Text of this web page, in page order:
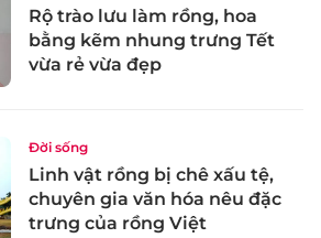
Rộ trào lưu làm rồng, hoa
bằng kẽm nhung trưng Tết
vừa rẻ vừa đẹp
Đời sống
Linh vật rồng bị chê xấu tệ,
chuyên gia văn hóa nêu đặc
trưng của rồng Việt